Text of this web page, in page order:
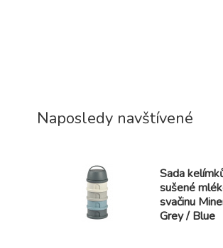
Naposledy navštívené
Sada
sušené
svačinu
Grey / Blue